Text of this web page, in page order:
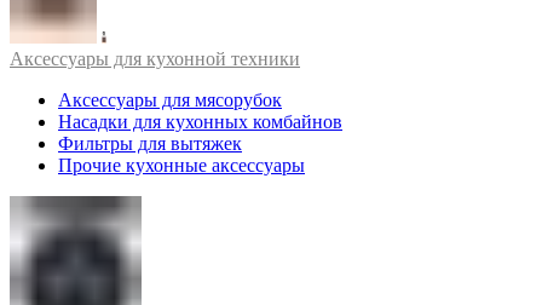
Аксессуары для кухонной техники
Аксессуары для мясорубок
Насадки для кухонных комбайнов
Фильтры для вытяжек
Прочие кухонные аксессуары